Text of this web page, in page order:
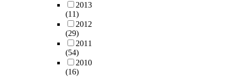
2013
(11)
2012
(29)
2011
(54)
2010
(16)